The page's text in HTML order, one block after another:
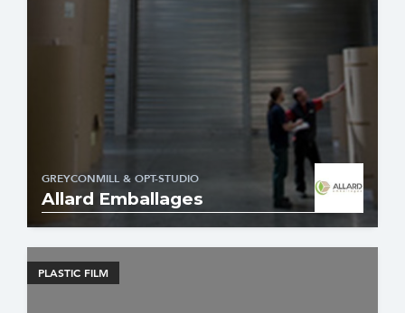
GREYCONMILL & OPT-STUDIO
Allard Emballages
PLASTIC FILM